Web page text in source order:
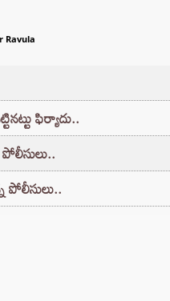
Ravula
ఫిర్యాదు..
పోలీసులు..